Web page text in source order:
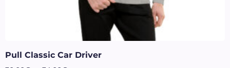
Pull Classic Car Driver